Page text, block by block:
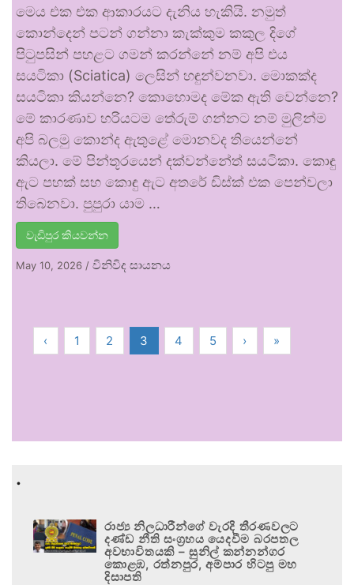
මෙය එක එක ආකාරයට දැනිය හැකියි. නමුත්
කොන්දෙන් පටන් ගන්නා කැක්කුම කකුල දිගේ
පිටුපසින් පහළට ගමන් කරන්නේ නම් අපි එය
සයටිකා (Sciatica) ලෙසින් හඳුන්වනවා. මොකක්ද
සයටිකා කියන්නෙ? කොහොමද මේක ඇති වෙන්නෙ?
මේ කාරණාව හරියටම තේරුම් ගන්නට නම් මුලින්ම
අපි බලමු කොන්ද ඇතුළේ මොනවද තියෙන්නේ
කියලා. මේ පින්තූරයෙන් දක්වන්නේත් සයටිකා. කොඳු
ඇට පහක් සහ කොඳු ඇට අතරේ ඩිස්ක් එක පෙන්වලා
තිබෙනවා. පුපුරා යාම …
වැඩිපුර කියවන්න
May 10, 2026 / විනිවිද සායනය
‹ 1 2 3 4 5 › »
.
රාජ්‍ය නිලධාරීන්ගේ වැරදි තීරණවලට
දණ්ඩ නීති සංග්‍රහය යෙදවීම බරපතල
අවභාවිතයකි – සුනිල් කන්නන්ගර
කොළඹ, රත්නපුර, අම්පාර හිටපු මහ
දිසාපති